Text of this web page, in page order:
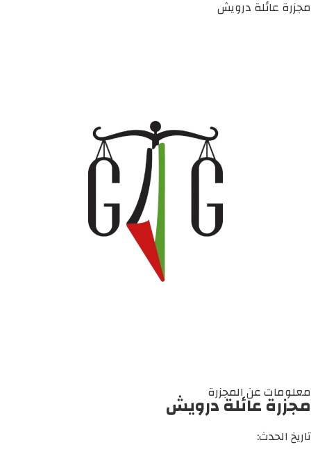
مجزرة عائلة درويش
معلومات عن المجزرة
مجزرة عائلة درويش
تاريخ الحدث: